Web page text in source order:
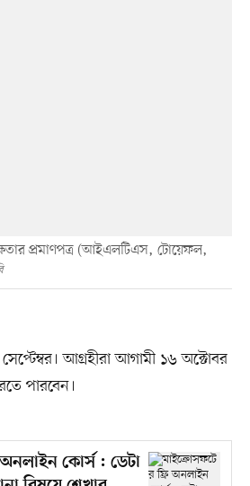
প্রমাণপত্র (আইএলটিএস, টোয়েফল,
আগ্রহীরা আগামী ১৬ অক্টোবর
পারবেন।
কোর্স : ডেটা